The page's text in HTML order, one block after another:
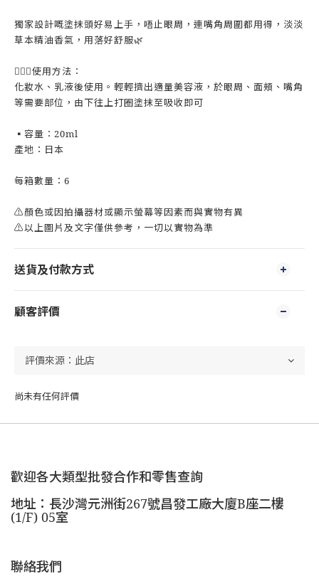
獨家設計嘅塗抹頭好易上手，唔止眼周，連嘴角周圍都用得，淡淡
草本精油香氣，用落好舒服🌿
💁🏻‍♀️使用方法：
化妝水、乳液後使用。輕輕擠出適量美容液，於眼周、面頰、嘴角
等需要部位，由下往上打圈塗抹至吸收即可
▪️容量：20ml
產地：日本
每箱數量：6
⚠️顏色或因拍攝器材或顯示螢幕等因素而與實物有異
⚠️以上圖片及文字僅供參考，一切以實物為準
送貨及付款方式
顧客評價
尚未有任何評價
歡迎各大類型批發合作和零售查詢
地址：長沙灣元洲街267號昌發工廠大廈B座二樓
(1/F) 05室
聯絡我們